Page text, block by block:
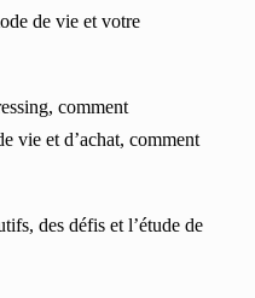
de vie et votre
comment
vie et d’achat, comment
des défis et l’étude de